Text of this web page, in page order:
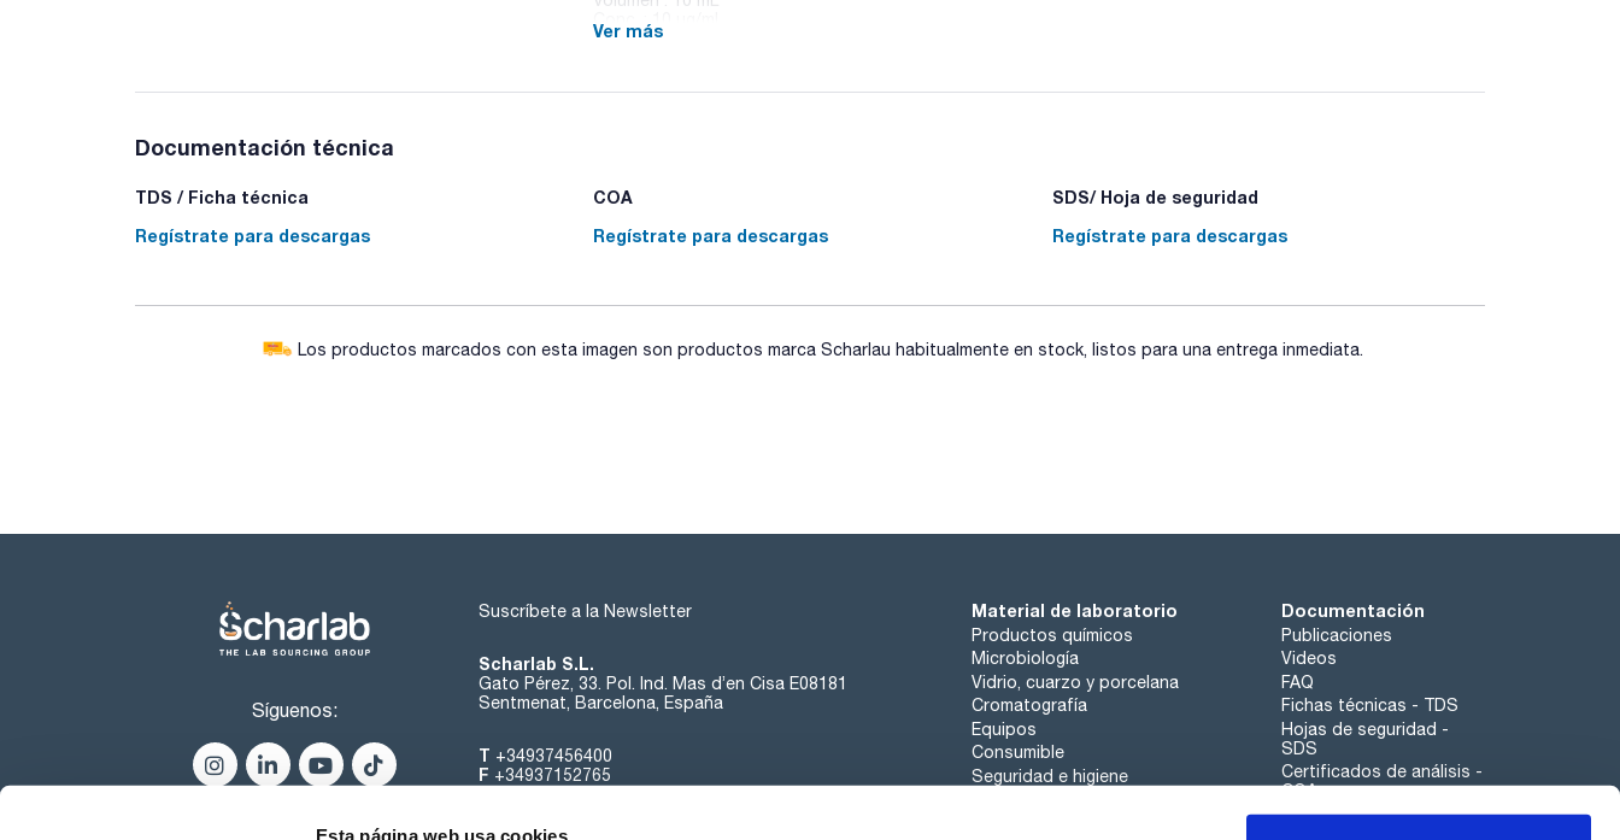
Esta página web usa cookies
CAS : [446254-77-9]
Ver más
Documentación técnica
TDS / Ficha técnica
Regístrate para descargas
COA
Regístrate para descargas
SDS/ Hoja de seguridad
Regístrate para descargas
Los productos marcados con esta imagen son productos marca Scharlau habitualmente en stock, listos para una entrega inmediata.
Síguenos:
Suscríbete a la Newsletter
Scharlab S.L.
Gato Pérez, 33. Pol. Ind. Mas d’en Cisa E08181
Sentmenat, Barcelona, España
T +34937456400
F +34937152765
Material de laboratorio
Productos químicos
Microbiología
Vidrio, cuarzo y porcelana
Cromatografía
Equipos
Consumible
Seguridad e higiene
Documentación
Publicaciones
Videos
FAQ
Fichas técnicas - TDS
Hojas de seguridad -
SDS
Certificados de análisis -
COA
Aplicaciones